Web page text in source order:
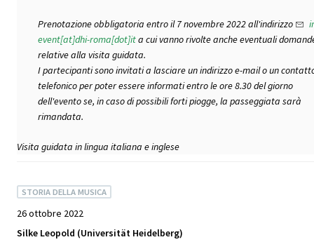
Prenotazione obbligatoria entro il 7 novembre 2022 all'indirizzo
event[at]dhi-roma[dot]ita cui vanno rivolte anche eventuali
relative alla visita guidata.
I partecipanti sono invitati a lasciare un indirizzo e-mail o un
telefonico per poter essere informati entro le ore 8.30 del giorno
dell'evento se, in caso di possibili forti piogge, la passeggiata sarà
rimandata.
Visita guidata in lingua italiana e inglese
STORIA DELLA MUSICA
26 ottobre 2022
Silke Leopold (Universität Heidelberg)